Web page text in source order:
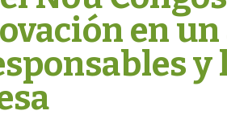
en un